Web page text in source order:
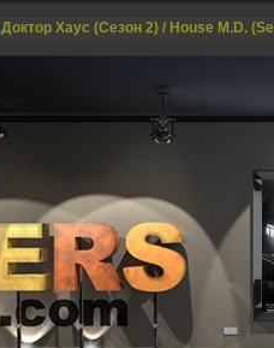
Доктор Хаус (Сезон 2) / House M.D.